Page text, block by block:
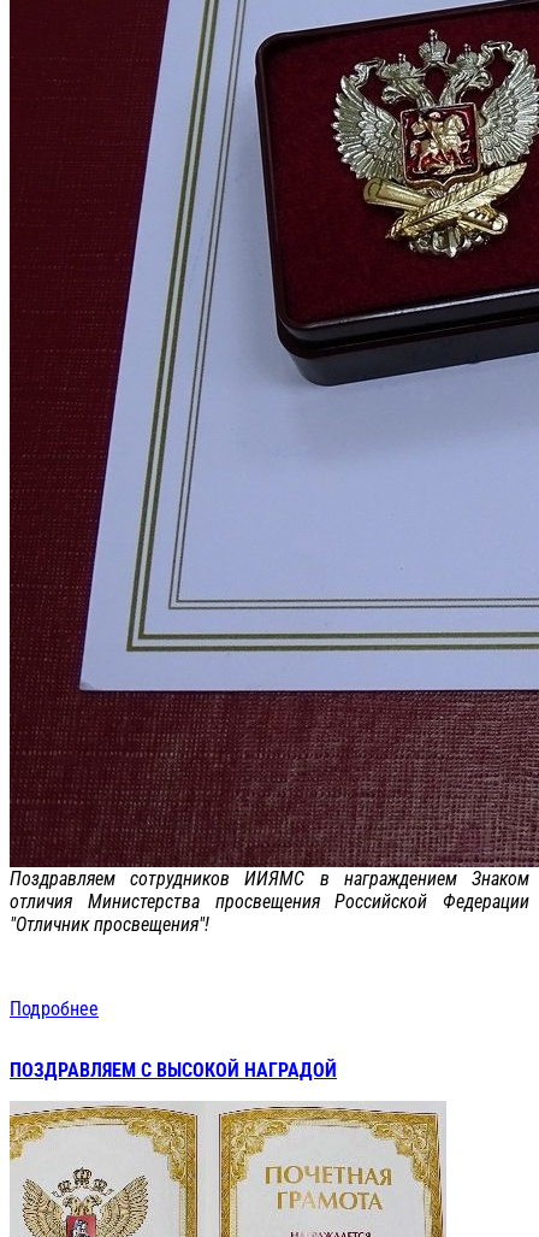
Поздравляем сотрудников ИИЯМС в награждением Знаком
отличия Министерства просвещения Российской Федерации
"Отличник просвещения"!
Подробнее
ПОЗДРАВЛЯЕМ С ВЫСОКОЙ НАГРАДОЙ